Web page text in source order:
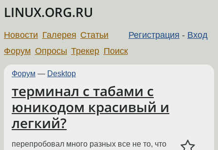
LINUX.ORG.RU
Регистрация - Вход
Новости Галерея Статьи
Форум Опросы Трекер Поиск
Форум — Desktop
терминал с табами с
юникодом красивый и
легкий?
перепробовал много разных все не то, что